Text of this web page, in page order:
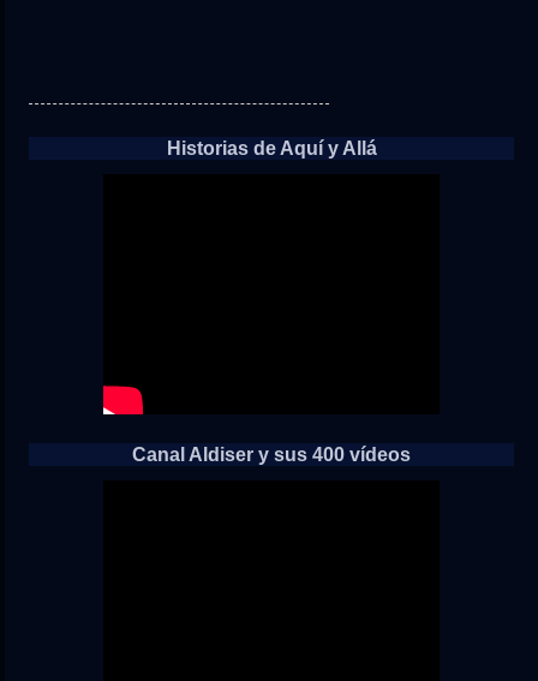
Historias de Aquí y Allá
Canal Aldiser y sus 400 vídeos